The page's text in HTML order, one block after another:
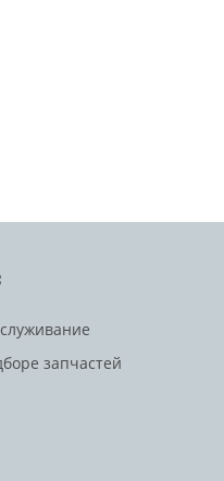
запчастей